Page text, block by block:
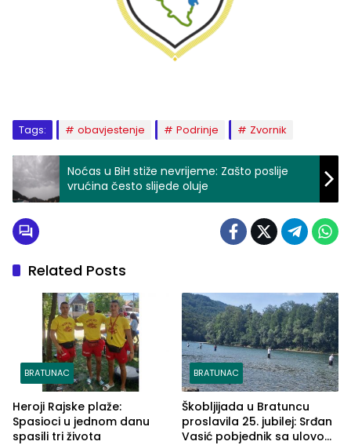
Tags: obavjestenje Podrinje Zvornik
Noćas u BiH stiže nevrijeme: Zašto poslije
vrućina često slijede oluje
Related Posts
BRATUNAC
Heroji Rajske plaže:
Spasioci u jednom danu
spasili tri života
BRATUNAC
Škobljijada u Bratuncu
proslavila 25. jubilej: Srđan
Vasić pobjednik sa ulovom